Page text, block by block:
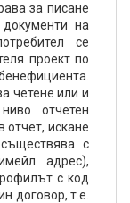
за писане
на
се
проект по
четене или и
отчетен
отчет, искане
с
адрес),
с код
договор, т.е.